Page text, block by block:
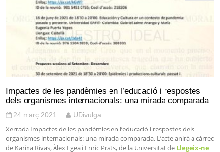
Impactes de les pandèmies en l’educació i respostes
dels organismes internacionals: una mirada comparada
24 març 2021 UDivulga
Xerrada Impactes de les pandèmies en l’educació i respostes dels
organismes internacionals: una mirada comparada. L’acte anirà a càrrec
de Karina Rivas, Àlex Egea i Enric Prats, de la Universitat de Llegeix-ne